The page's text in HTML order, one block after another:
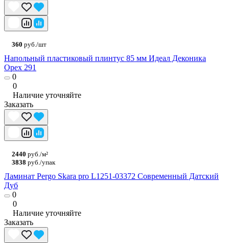
360 руб./шт
Напольный пластиковый плинтус 85 мм Идеал Деконика
Орех 291
0
0
Наличие уточняйте
Заказать
2440 руб./м²
3838 руб./упак
Ламинат Pergo Skara pro L1251-03372 Современный Датский
Дуб
0
0
Наличие уточняйте
Заказать